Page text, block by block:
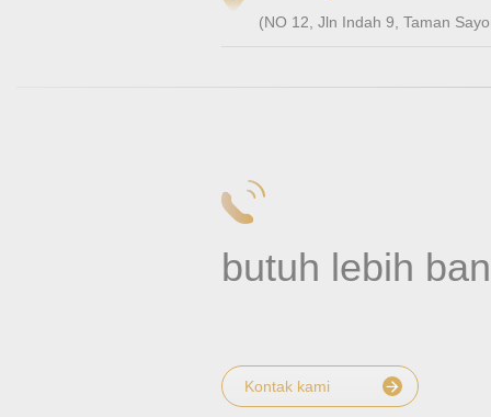
(NO 12, Jln Indah 9, Taman
butuh lebih
Kontak kami
Airvida L1